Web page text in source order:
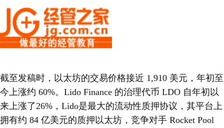
截至发稿时，以太坊的交易价格接近 1,910 美元，年初至
今上涨约 60%。Lido Finance 的治理代币 LDO 自年初以
来上涨了26%，Lido是最大的流动性质押协议，其平台上
拥有约 84 亿美元的质押以太坊，竞争对手 Rocket Pool